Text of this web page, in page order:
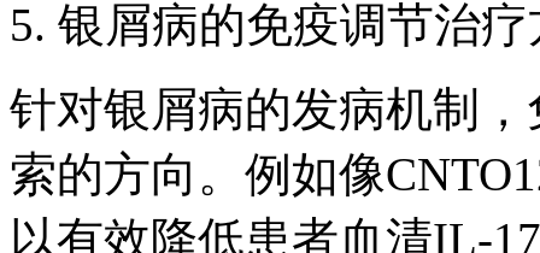
5. 银屑病的免疫调节治
针对银屑病的发病机制
索的方向。例如像
以有效降低患者血清IL-